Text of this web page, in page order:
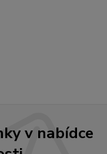
v nabídce